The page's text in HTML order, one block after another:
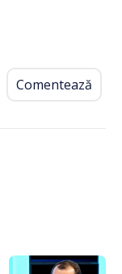
Comentează